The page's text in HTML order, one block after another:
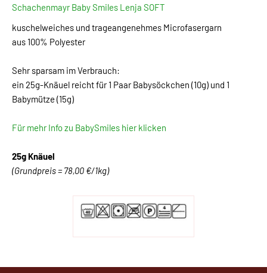
Schachenmayr Baby Smiles Lenja SOFT
kuschelweiches und trageangenehmes Microfasergarn
aus 100% Polyester
Sehr sparsam im Verbrauch:
ein 25g-Knäuel reicht für 1 Paar Babysöckchen (10g) und 1
Babymütze (15g)
Für mehr Info zu BabySmiles hier klicken
25g Knäuel
(Grundpreis = 78,00 €/1kg)